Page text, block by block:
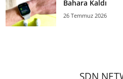
Bahara Kaldı
26 Temmuz 2026